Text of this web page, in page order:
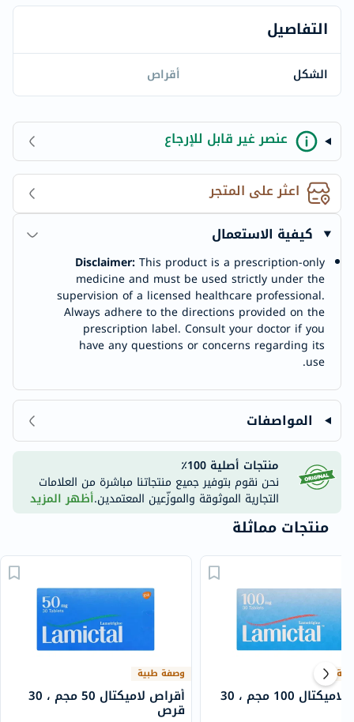
التفاصيل
الشكل أقراص
عنصر غير قابل للإرجاع
اعثر على المتجر
كيفية الاستعمال
Disclaimer:This product is a prescription-only
medicine and must be used strictly under the
supervision of a licensed healthcare professional.
Always adhere to the directions provided on the
prescription label. Consult your doctor if you
have any questions or concerns regarding its
use.
المواصفات
منتجات أصلية 100٪
نحن نقوم بتوفير جميع منتجاتنا مباشرة من العلامات
التجارية الموثوقة والموزّعين المعتمدين.أظهر المزيد
منتجات مماثلة
وصفة طبية
أقراص لاميكتال 50 مجم ، 30
قرص
أقراص لاميكتال 100 مجم ، 30